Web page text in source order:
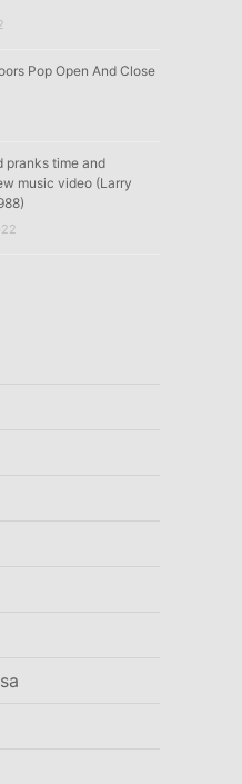
Pop Open And Close
pranks time and
music video (Larry